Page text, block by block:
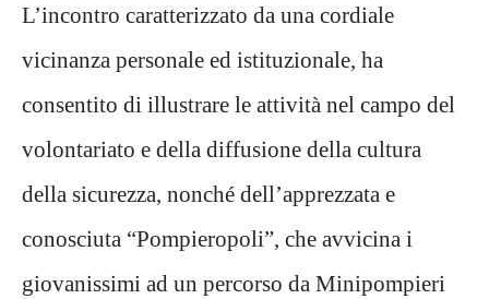
L’incontro caratterizzato da una cordiale
vicinanza personale ed istituzionale, ha
consentito di illustrare le attività nel campo del
volontariato e della diffusione della cultura
della sicurezza, nonché dell’apprezzata e
conosciuta “Pompieropoli”, che avvicina i
giovanissimi ad un percorso da Minipompieri